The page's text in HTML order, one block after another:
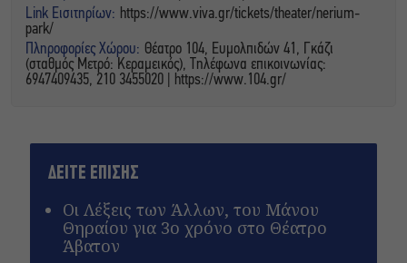
Link Εισιτηρίων: https://www.viva.gr/tickets/theater/nerium-
park/
Πληροφορίες Χώρου: Θέατρο 104, Ευμολπιδών 41, Γκάζι
(σταθμός Μετρό: Κεραμεικός), Τηλέφωνα επικοινωνίας:
6947409435, 210 3455020 | https://www.104.gr/
ΔΕΙΤΕ ΕΠΙΣΗΣ
Οι Λέξεις των Άλλων, του Μάνου
Θηραίου για 3ο χρόνο στο Θέατρο
Άβατον